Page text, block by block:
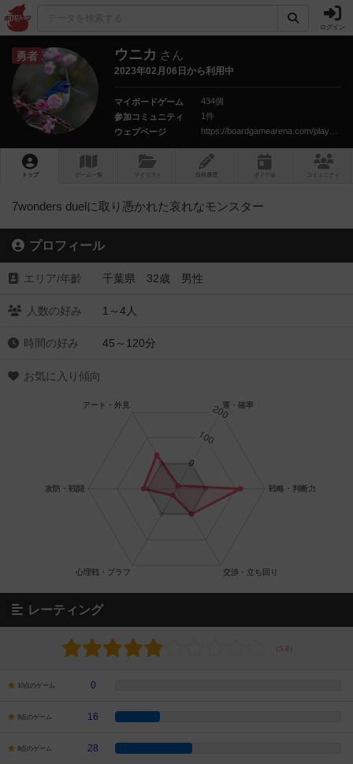
ログイン
勇者 ウニカ さん
2023年02月06日から利用中
マイボードゲーム
434個
参加コミュニティ
1件
ウェブページ
トップ ゲーム一覧 マイリスト 投稿履歴 ボ ドゲ コミュニティ
7wonders duelに取り憑かれた哀れなモンスター
プロフィール
エリア/年齡 千葉県 32歳 男性
人数の好み 1～4人
時間の好み 45～120分
お気に入り傾向
レーティング
10点のゲーム 0
9点のゲーム 16
8点のゲーム 28